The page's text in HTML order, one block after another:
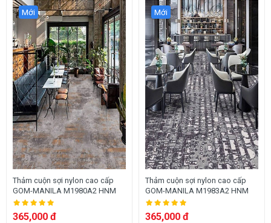
Mới
Thảm cuộn sợi nylon cao cấp
GOM-MANILA M1980A2 HNM
365,000 đ
Mới
Thảm cuộn sợi nylon cao cấp
GOM-MANILA M1983A2 HNM
365,000 đ